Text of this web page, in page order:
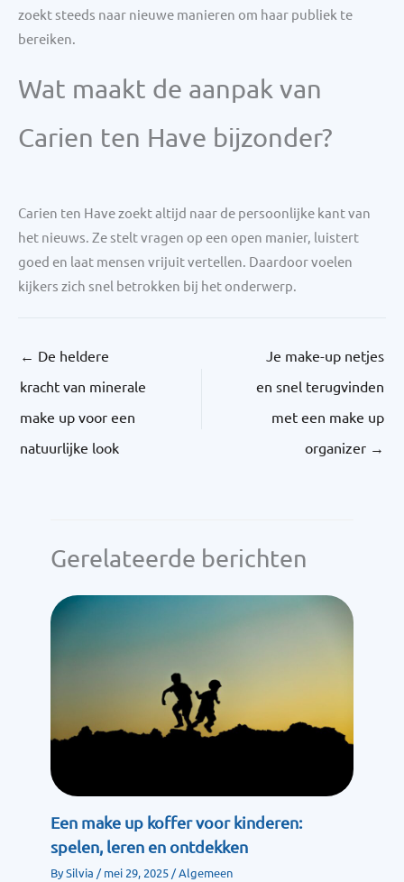
zoekt steeds naar nieuwe manieren om haar publiek te
bereiken.
Wat maakt de aanpak van
Carien ten Have bijzonder?
Carien ten Have zoekt altijd naar de persoonlijke kant van
het nieuws. Ze stelt vragen op een open manier, luistert
goed en laat mensen vrijuit vertellen. Daardoor voelen
kijkers zich snel betrokken bij het onderwerp.
← De heldere
kracht van minerale
make up voor een
natuurlijke look
Je make-up netjes
en snel terugvinden
met een make up
organizer →
Gerelateerde berichten
Een make up koffer voor kinderen:
spelen, leren en ontdekken
BySilvia /mei 29, 2025 /Algemeen